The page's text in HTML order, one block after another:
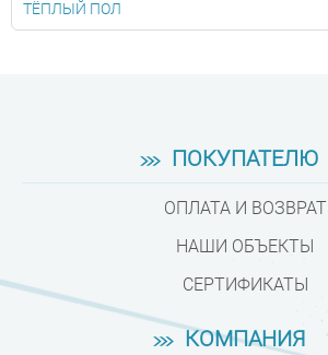
ТЁПЛЫЙ ПОЛ
ПОКУПАТЕЛЮ
ОПЛАТА И ВОЗВРАТ
НАШИ ОБЪЕКТЫ
СЕРТИФИКАТЫ
КОМПАНИЯ